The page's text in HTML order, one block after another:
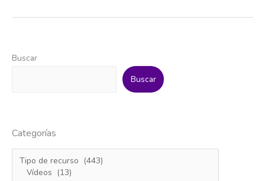
sostenible
Canarias
Buscar
Buscar
Categorías